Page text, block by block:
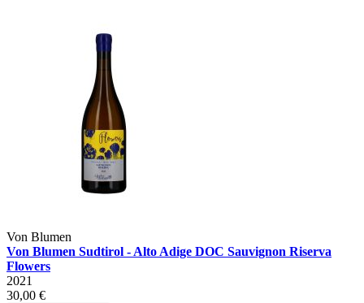
Von Blumen
Von Blumen Sudtirol - Alto Adige DOC Sauvignon Riserva
Flowers
2021
30,00 €